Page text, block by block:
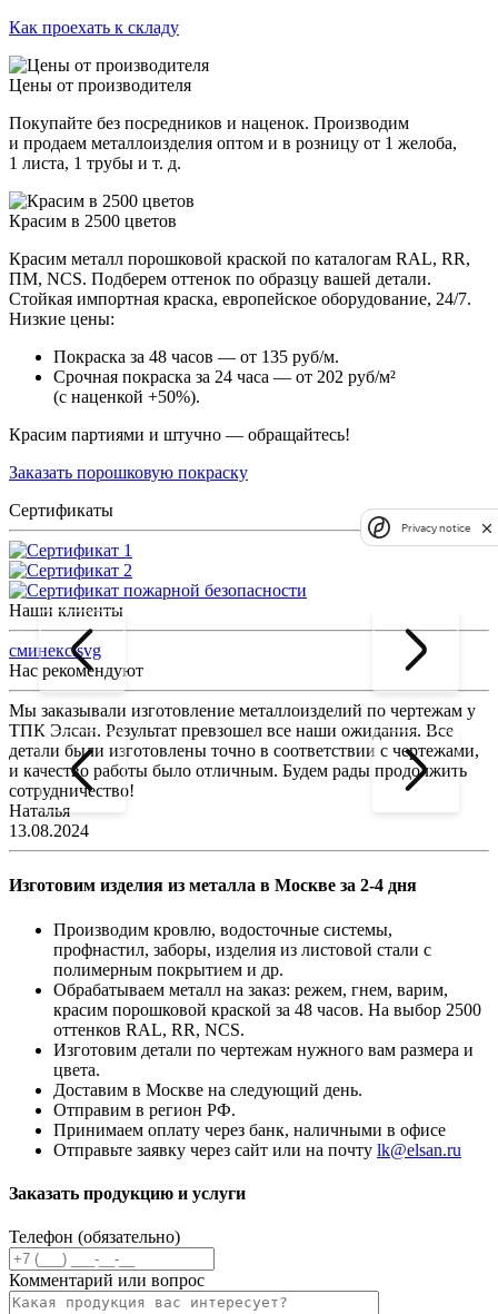
Как проехать к складу
Цены от производителя
Покупайте без посредников и наценок. Производим
и продаем металлоизделия оптом и в розницу от 1 желоба,
1 листа, 1 трубы и т. д.
Красим в 2500 цветов
Красим металл порошковой краской по каталогам RAL, RR,
ПМ, NCS. Подберем оттенок по образцу вашей детали.
Стойкая импортная краска, европейское оборудование, 24/7.
Низкие цены:
Покраска за 48 часов — от 135 руб/м.
Срочная покраска за 24 часа — от 202 руб/м²
(с наценкой +50%).
Красим партиями и штучно — обращайтесь!
Заказать порошковую покраску
Сертификаты
Наши клиенты
сминекс.svg
Нас рекомендуют
Мы заказывали изготовление металлоизделий по чертежам у
ТПК Элсан. Результат превзошел все наши ожидания. Все
детали были изготовлены точно в соответствии с чертежами,
и качество работы было отличным. Будем рады продолжить
сотрудничество!
Наталья
13.08.2024
Изготовим изделия из металла в Москве за 2-4 дня
Производим кровлю, водосточные системы,
профнастил, заборы, изделия из листовой стали с
полимерным покрытием и др.
Обрабатываем металл на заказ: режем, гнем, варим,
красим порошковой краской за 48 часов. На выбор 2500
оттенков RAL, RR, NCS.
Изготовим детали по чертежам нужного вам размера и
цвета.
Доставим в Москве на следующий день.
Отправим в регион РФ.
Принимаем оплату через банк, наличными в офисе
Отправьте заявку через сайт или на почту lk@elsan.ru
Заказать продукцию и услуги
Телефон (обязательно)
Комментарий или вопрос
Privacy notice